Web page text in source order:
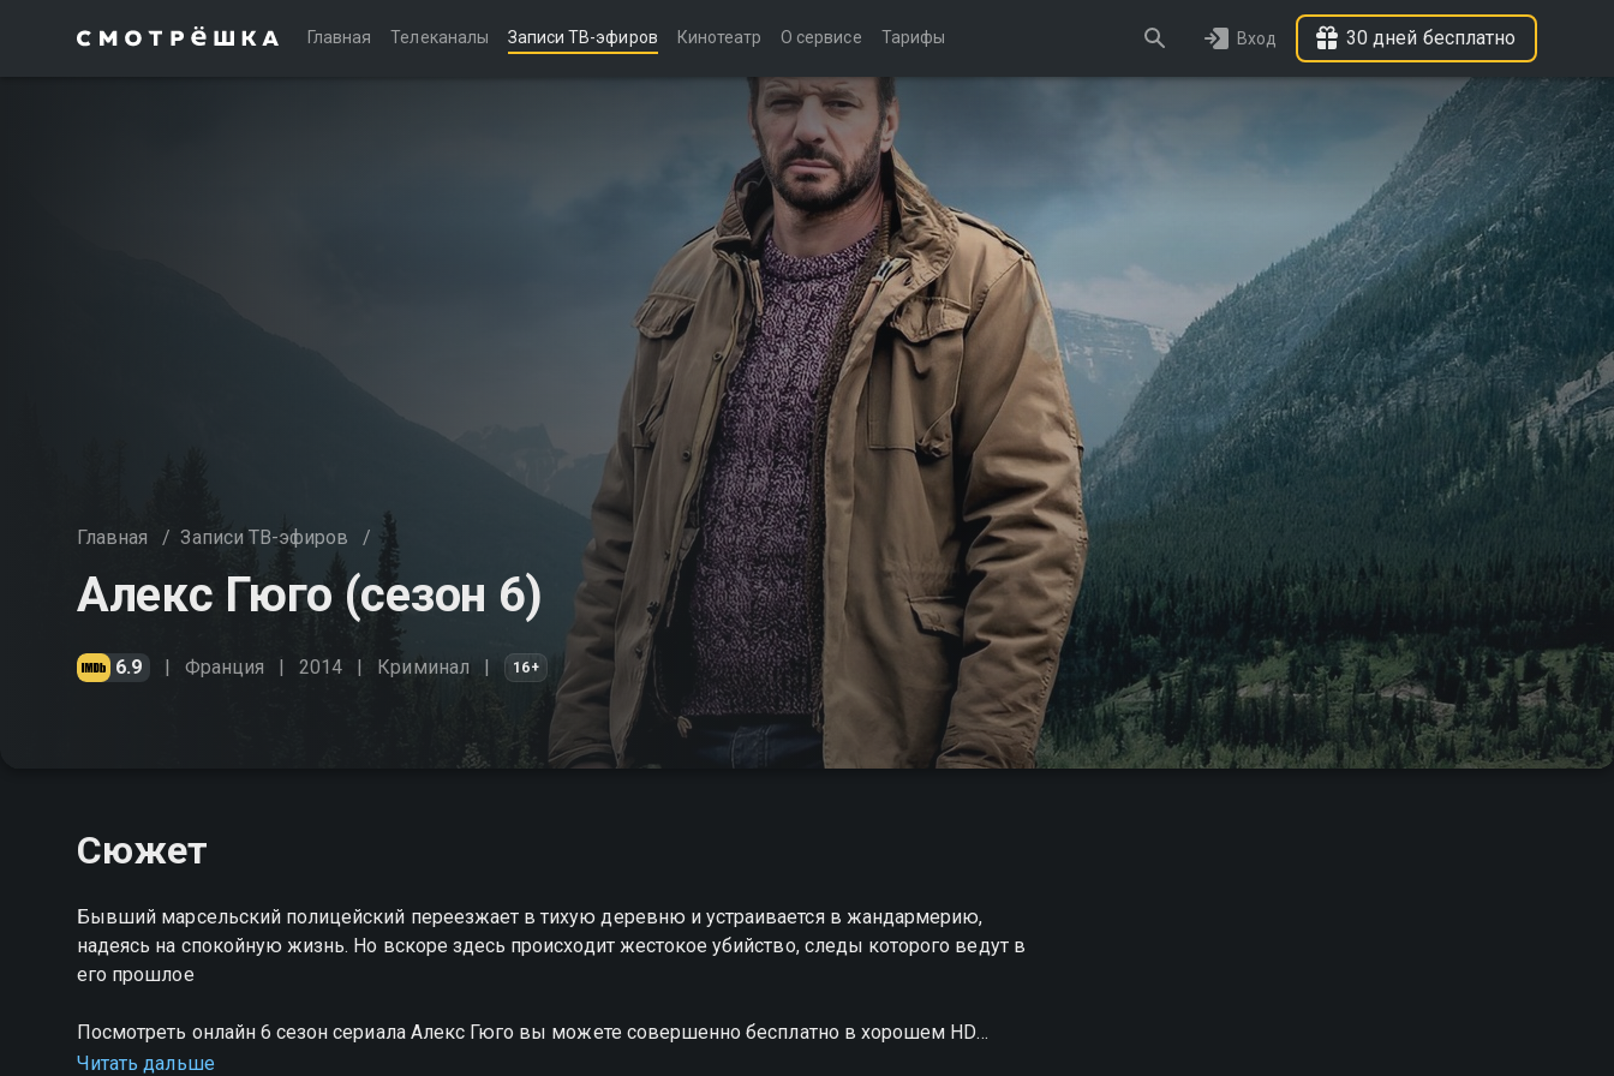
Главная Телеканалы Записи ТВ-эфиров Кинотеатр О сервисе Тарифы Вход 30 дней бесплатно
Главная / Записи ТВ-эфиров /
Алекс Гюго (сезон 6)
6.9 Франция 2014 Криминал 16+
Сюжет
Бывший марсельский полицейский переезжает в тихую деревню и устраивается в жандармерию,
надеясь на спокойную жизнь. Но вскоре здесь происходит жестокое убийство, следы которого ведут в
его прошлое
Посмотреть онлайн 6 сезон сериала Алекс Гюго вы можете совершенно бесплатно в хорошем HD
качестве на Смотрёшке
Читать дальше